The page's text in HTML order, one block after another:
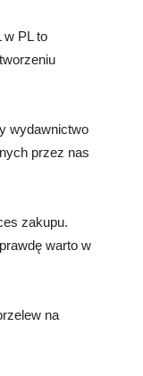
w PL to
wydawnictwo
przez nas
zakupu.
warto w
na